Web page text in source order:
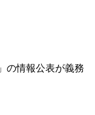
の情報公表が義務